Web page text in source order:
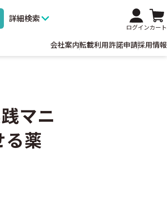
詳細検索
ログインカート
会社案内転載利用許諾申請採用情報
マニ
る薬